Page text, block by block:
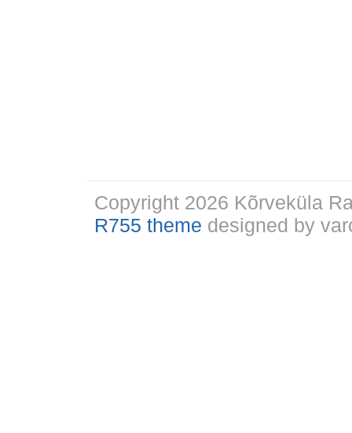
Copyright 2026 Kõrveküla
R755 theme designed by